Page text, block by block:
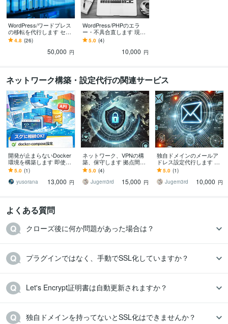
WordPress/ワードプレス
の移転を代行します セキ
ュリティ脆弱性チェック
サービス！
4.8 (26)
50,000 円
WordPress/PHPのエラ
ー・不具合直します 現役
フロントエンジニアが即
日対応
5.0 (4)
10,000 円
ネットワーク構築・設定代行の関連サービス
開発が止まらないDocker
環境を構築します 即使え
るDocker開発環境を構築
します
5.0 (1)
yusorana
13,000 円
ネットワーク、VPNの構
築、保守します 拠点間通
信やテレワークで社内LA
Nへのアクセスが必要な方
へ！
5.0 (4)
Jugem3rd
15,000 円
独自ドメインのメールア
ドレス設定代行します 独
自ドメインの取得、メー
ルの設定承ります！
5.0 (1)
Jugem3rd
10,000 円
よくある質問
クローズ後に何か問題があった場合は？
プラグインではなく、手動でSSL化していますか？
Let's Encrypt証明書は自動更新されますか？
独自ドメインを持ってないとSSL化はできませんか？